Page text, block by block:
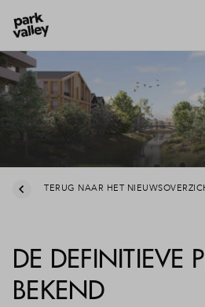
TERUG NAAR HET
DE DEFINITIEVE
BEKEND